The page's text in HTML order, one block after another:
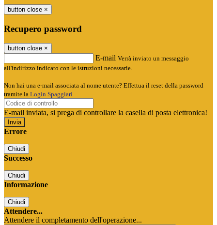
button close ×
Recupero password
button close ×
E-mail Verrà inviato un messaggio
all'indirizzo indicato con le istruzioni necessarie.
Non hai una e-mail associata al nome utente? Effettua il reset della password
tramite la Login Spaggiari
E-mail inviata, si prega di controllare la casella di posta elettronica!
Errore
Chiudi
Successo
Chiudi
Informazione
Chiudi
Attendere...
Attendere il completamento dell'operazione...